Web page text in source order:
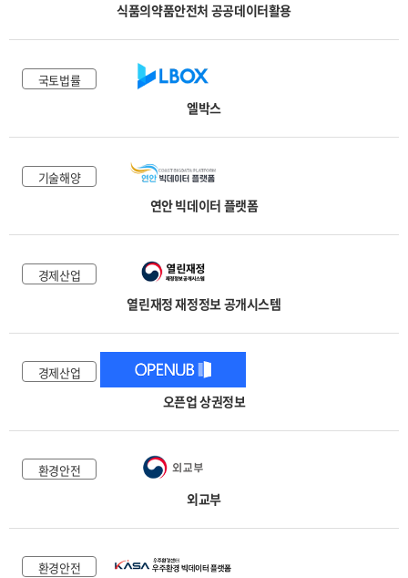
식품의약품안전처 공공데이터활용
국토법률
엘박스
기술해양
연안 빅데이터 플랫폼
경제산업
열린재정 재정정보 공개시스템
경제산업
오픈업 상권정보
환경안전
외교부
환경안전